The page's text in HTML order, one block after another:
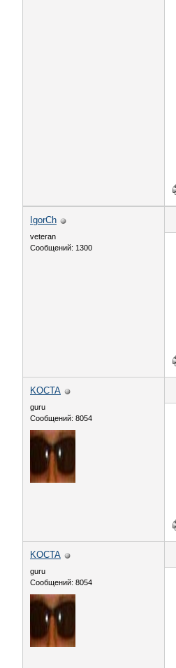
IgorCh
veteran
Сообщений: 1300
KOCTA
guru
Сообщений: 8054
KOCTA
guru
Сообщений: 8054